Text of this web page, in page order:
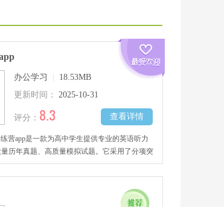
办公学习
18.53MB
更新时间：
2025-10-31
查看详情
评分： 8.3
营app是一款为高中学生提供专业的英语听力
历年真题、高质量模拟试题。它采用了分项突
结合的训练模式，配备了非常标准的播音员原
了考场的环境，帮助使用者提前适应考试节
详细解析、学习进展报告，准确的识别知识薄
对性强化练习，有效的提升了英语听力理解能